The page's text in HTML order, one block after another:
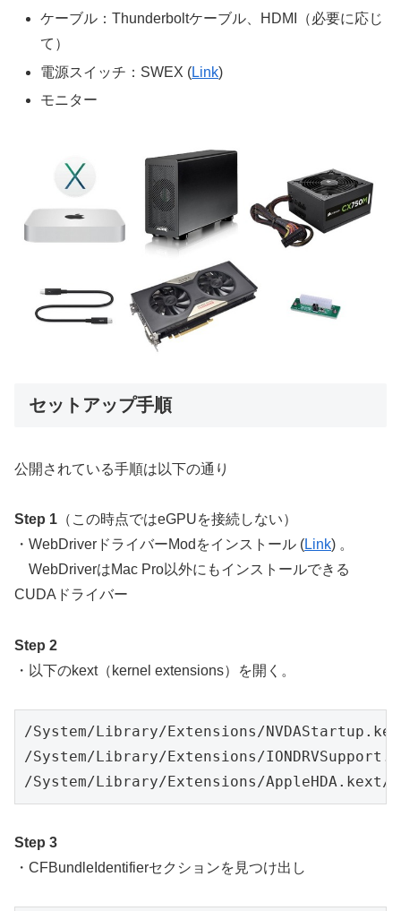
ケーブル：Thunderboltケーブル、HDMI（必要に応じ
て）
電源スイッチ：SWEX (Link)
モニター
セットアップ手順
公開されている手順は以下の通り
Step 1 （この時点ではeGPUを接続しない）
・WebDriverドライバーModをインストール (Link) 。
WebDriverはMac Pro以外にもインストールできる
CUDAドライバー
Step 2
・以下のkext（kernel extensions）を開く。
/System/Library/Extensions/
/System/Library/Extensions/
/System/Library/Extensions/
Step 3
・CFBundleIdentifierセクションを見つけ出し